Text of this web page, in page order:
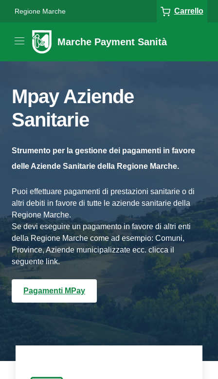
Regione Marche Carrello
Marche Payment Sanità
Mpay Aziende
Sanitarie
Strumento per la gestione dei pagamenti in favore
delle Aziende Sanitarie della Regione Marche.
Puoi effettuare pagamenti di prestazioni sanitarie o di
altri debiti in favore di tutte le aziende sanitarie della
Regione Marche.
Se devi eseguire un pagamento in favore di altri enti
della Regione Marche come ad esempio: Comuni,
Province, Aziende municipalizzate ecc. clicca il
seguente link.
Pagamenti MPay